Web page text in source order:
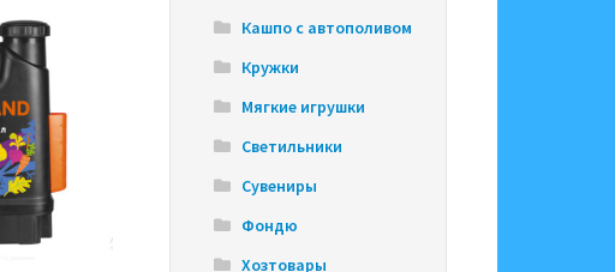
Кашпо с автополивом
Кружки
Мягкие игрушки
Светильники
Сувениры
Фондю
Хозтовары